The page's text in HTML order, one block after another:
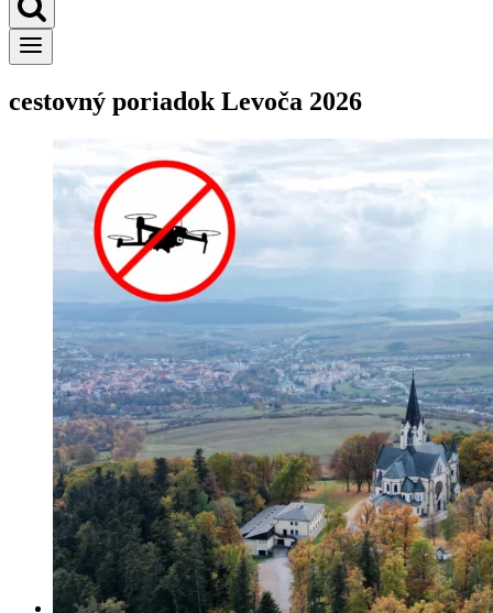
cestovný poriadok Levoča 2026